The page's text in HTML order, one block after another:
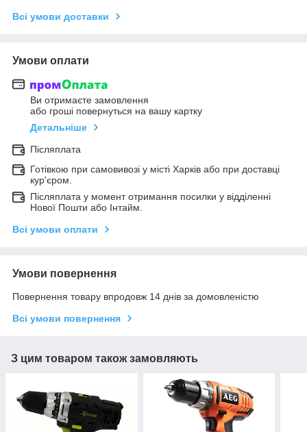
Всі умови доставки
Умови оплати
Ви отримаєте замовлення
або гроші повернуться на вашу картку
Детальніше
Післяплата
Готівкою при самовивозі у місті Харків або при доставці
кур'єром.
Післяплата у момент отримання посилки у відділенні
Нової Пошти або Інтайм.
Всі умови оплати
Умови повернення
Повернення товару впродовж 14 днів за домовленістю
Всі умови повернення
З цим товаром також замовляють